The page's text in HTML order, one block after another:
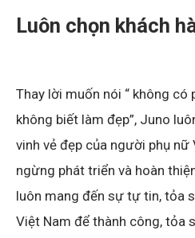
Luôn chọn khách
Thay lời muốn nói “ không có
không biết làm đẹp”, Juno
vinh vẻ đẹp của người phụ
ngừng phát triển và hoàn
luôn mang đến sự tự tin, tỏa
Việt Nam để thành công, tỏa